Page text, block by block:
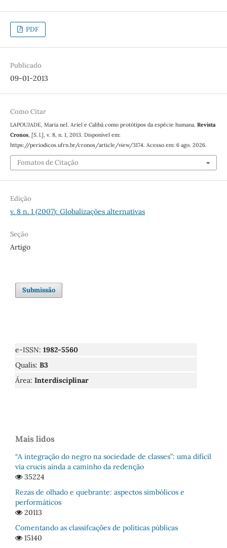
PDF
Publicado
09-01-2013
Como Citar
LAPOUJADE, Maria nel. Ariel e Calibã como protótipos da espécie humana. Revista
Cronos, [S. l.], v. 8, n. 1, 2013. Disponível em:
https://periodicos.ufrn.br/cronos/article/view/3174. Acesso em: 6 ago. 2026.
Fomatos de Citação
Edição
v. 8 n. 1 (2007): Globalizações alternativas
Seção
Artigo
Submissão
e-ISSN: 1982-5560
Qualis: B3
Área: Interdisciplinar
Mais lidos
“A integração do negro na sociedade de classes”: uma difícil
via crucis ainda a caminho da redenção
35224
Rezas de olhado e quebrante: aspectos simbólicos e
performáticos
20113
Comentando as classifcações de políticas públicas
15140